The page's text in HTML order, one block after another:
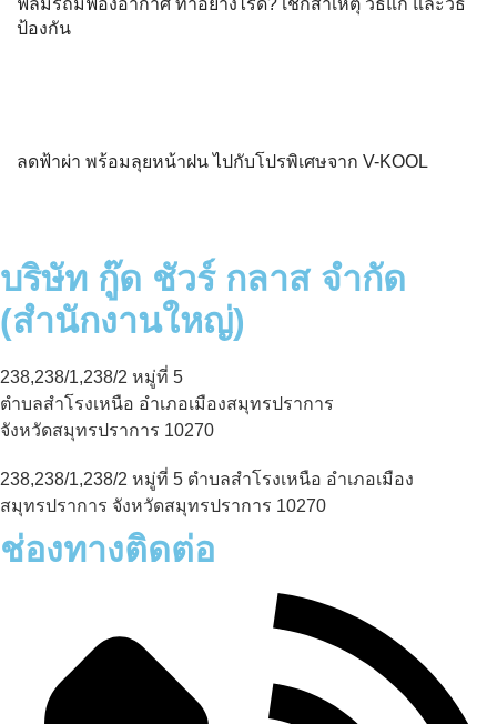
ป้องกัน
ลดฟ้าผ่า พร้อมลุยหน้าฝน ไปกับโปรพิเศษจาก V-KOOL
บริษัท กู๊ด ชัวร์ กลาส จำกัด
(สำนักงานใหญ่)
238,238/1,238/2 หมู่ที่ 5
ตำบลสำโรงเหนือ อำเภอเมืองสมุทรปราการ
จังหวัดสมุทรปราการ 10270
238,238/1,238/2 หมู่ที่ 5 ตำบลสำโรงเหนือ อำเภอเมือง
สมุทรปราการ จังหวัดสมุทรปราการ 10270
ช่องทางติดต่อ